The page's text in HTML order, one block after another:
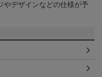
やデザインなどの仕様が予